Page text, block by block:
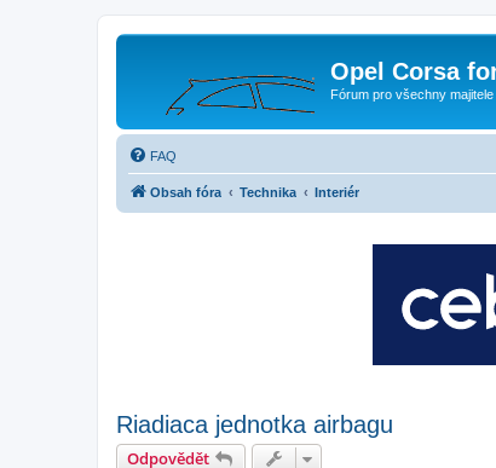
Opel Corsa
Fórum pro všechny
FAQ
Obsah fóra Technika Interiér
Riadiaca jednotka airbagu
Odpovědět